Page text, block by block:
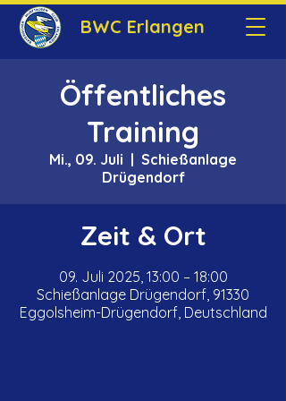
BWC Erlangen
Öffentliches
Training
Mi., 09. Juli
  |
Schießanlage
Drügendorf
Zeit & Ort
09. Juli 2025, 13:00 – 18:00
Schießanlage Drügendorf, 91330
Eggolsheim-Drügendorf, Deutschland